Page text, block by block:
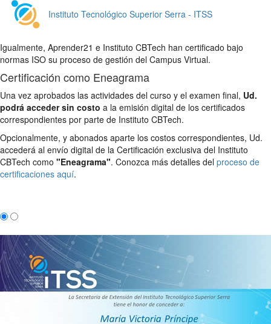
Instituto Tecnológico Superior Serra - ITSS
Igualmente, Aprender21 e Instituto CBTech han certificado bajo
normas ISO su proceso de gestión del Campus Virtual.
Certificación como Eneagrama
Una vez aprobados las actividades del curso y el examen final, Ud.
podrá acceder sin costo a la emisión digital de los certificados
correspondientes por parte de Instituto CBTech.
Opcionalmente, y abonados aparte los costos correspondientes, Ud.
accederá al envío digital de la Certificación exclusiva del Instituto
CBTech como "Eneagrama". Conozca más detalles del proceso de
certificaciones aquí.